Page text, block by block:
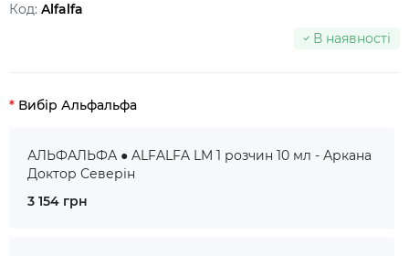
Код: Alfalfa
В наявності
Вибір Альфальфа
АЛЬФАЛЬФА ● ALFALFA LM 1 розчин 10 мл - Аркана
Доктор Северін
3 154 грн